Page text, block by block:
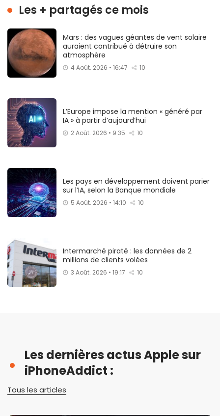
Les + partagés ce mois
Mars : des vagues géantes de vent solaire
auraient contribué à détruire son
atmosphère
4 Août. 2026 • 16:47 10
L’Europe impose la mention « généré par
IA » à partir d’aujourd’hui
2 Août. 2026 • 9:35 10
Les pays en développement doivent parier
sur l’IA, selon la Banque mondiale
5 Août. 2026 • 14:10 10
Intermarché piraté : les données de 2
millions de clients volées
3 Août. 2026 • 19:17 10
Les dernières actus Apple sur
iPhoneAddict :
Tous les articles